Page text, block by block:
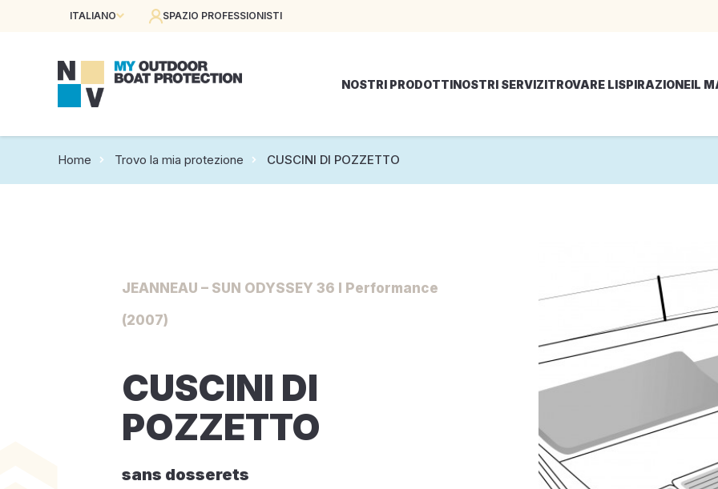
ITALIANO SPAZIO PROFESSIONISTI
NOSTRI PRODOTTINOSTRI SERVIZITROVARE LISPIRAZIONEIL
Home Trovo la mia protezione CUSCINI DI POZZETTO
JEANNEAU – SUN ODYSSEY 36 I Performance
(2007)
CUSCINI DI
POZZETTO
sans dosserets